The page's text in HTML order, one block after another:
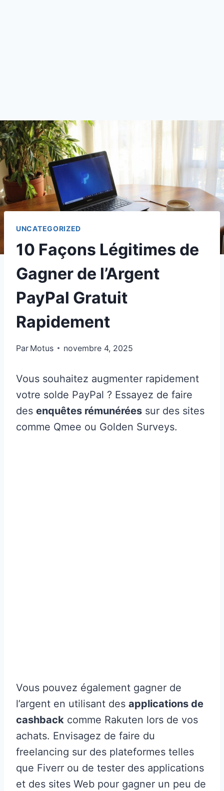
UNCATEGORIZED
10 Façons Légitimes de
Gagner de l’Argent
PayPal Gratuit
Rapidement
Par Motus novembre 4, 2025
Vous souhaitez augmenter rapidement
votre solde PayPal ? Essayez de faire
des enquêtes rémunérées sur des sites
comme Qmee ou Golden Surveys.
Vous pouvez également gagner de
l’argent en utilisant des applications de
cashback comme Rakuten lors de vos
achats. Envisagez de faire du
freelancing sur des plateformes telles
que Fiverr ou de tester des applications
et des sites Web pour gagner un peu de